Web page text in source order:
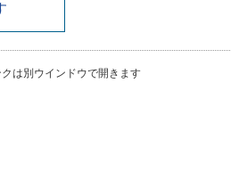
は別ウインドウで開きます